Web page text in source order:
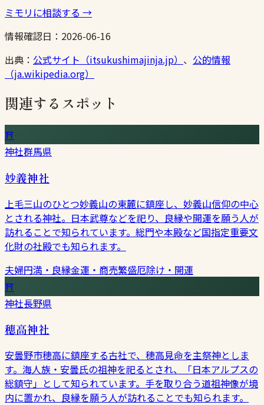
ミモリに相談する →
情報確認日： 2026-06-16
出典： 公式サイト（itsukushimajinja.jp） 、 公的情報
（ja.wikipedia.org）
関連するスポット
⛩
神社群馬県
妙義神社
上毛三山のひとつ妙義山の東麓に鎮座し、妙義山信仰の中心
とされる神社。日本武尊などを祀り、良縁や開運を願う人が
訪れることで知られています。総門や本殿など国指定重要文
化財の社殿でも知られます。
夫婦円満・良縁金運・商売繁盛厄除け・開運
⛩
神社長野県
穂高神社
安曇野市穂高に鎮座する古社で、穂高見命を主祭神としま
す。海人族・安曇氏の祖神を祀るとされ、「日本アルプスの
総鎮守」として知られています。手を取り合う道祖神像が境
内に置かれ、良縁を願う人が訪れることでも知られます。